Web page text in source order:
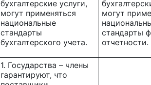
бухгалтерские услуги,
могут применяться
национальные
стандарты
бухгалтерского учета.
могут
стандарты
отчетности.
1. Государства – члены
гарантируют, что